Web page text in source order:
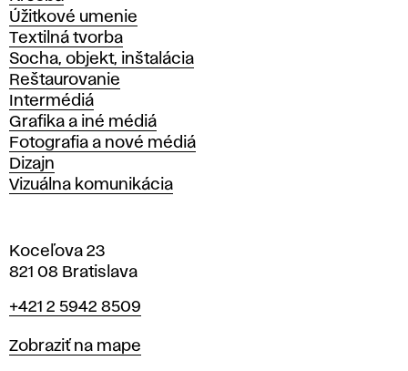
Úžitkové umenie
Textilná tvorba
Socha, objekt, inštalácia
Reštaurovanie
Intermédiá
Grafika a iné médiá
Fotografia a nové médiá
Dizajn
Vizuálna komunikácia
Koceľova 23
821 08 Bratislava
Telefón
+421 2 5942 8509
Mapa
Zobraziť na mape